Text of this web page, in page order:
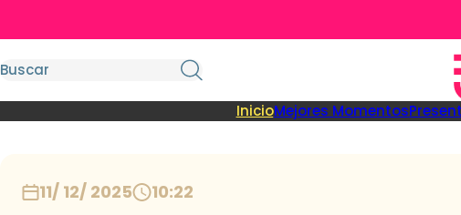
InicioMejores Momentos
11/ 12/ 2025 10:22